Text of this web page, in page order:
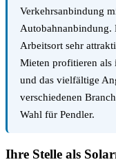
Verkehrsanbindung
Autobahnanbindung.
Arbeitsort sehr
Mieten profitieren als
und das vielfältige
verschiedenen
Wahl für Pendler.
Ihre Stelle als